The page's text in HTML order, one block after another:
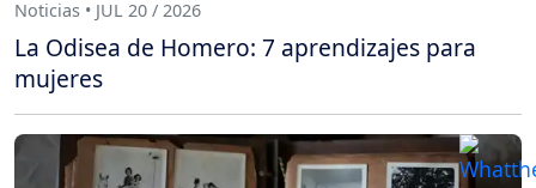
Noticias • JUL 20 / 2026
La Odisea de Homero: 7 aprendizajes para
mujeres